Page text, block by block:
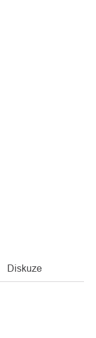
Diskuze